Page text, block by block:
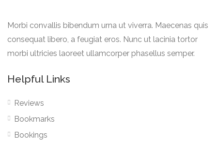
Morbi convallis bibendum urna ut viverra. Maecenas quis
consequat libero, a feugiat eros. Nunc ut lacinia tortor
morbi ultricies laoreet ullamcorper phasellus semper.
Helpful Links
Reviews
Bookmarks
Bookings